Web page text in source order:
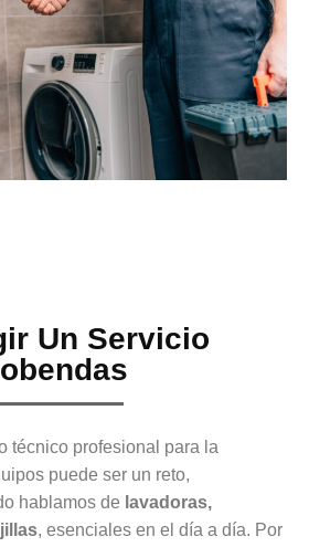
Un Servicio
técnico profesional para la
puede ser un reto,
hablamos de lavadoras,
, esenciales en el día a día. Por